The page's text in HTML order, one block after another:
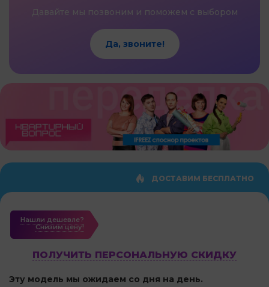
Давайте мы позвоним и поможем с выбором
Да, звоните!
ДОСТАВИМ БЕСПЛАТНО
Нашли дешевле?
Cнизим цену!
ПОЛУЧИТЬ ПЕРСОНАЛЬНУЮ СКИДКУ
Эту модель мы ожидаем со дня на день.